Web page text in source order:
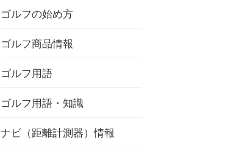
ゴルフの始め方
ゴルフ商品情報
ゴルフ用語
ゴルフ用語・知識
ナビ（距離計測器）情報